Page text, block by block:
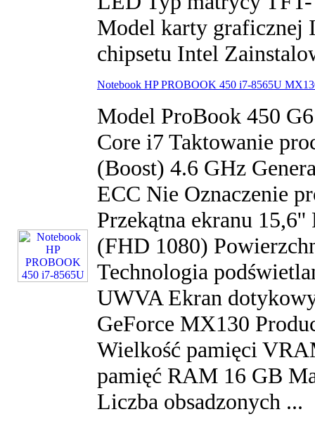
Model karty graficznej
chipsetu Intel
Notebook HP PROBOOK 450 i7-8565U
Model ProBook 450
Core i7 Taktowanie
(Boost) 4.6 GHz
ECC Nie Oznaczenie
Przekątna ekranu
(FHD 1080)
Technologia
UWVA Ekran
GeForce MX130
Wielkość pamięci
pamięć RAM 16 GB
Liczba obsadzonych ...